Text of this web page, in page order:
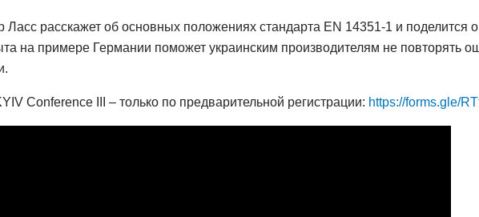
расскажет об основных положениях стандарта EN 14351-1 и поделится
на примере Германии поможет украинским производителям не повторять
Conference III – только по предварительной регистрации: https://forms.gle/